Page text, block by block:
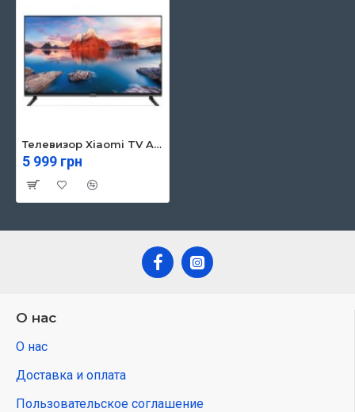
Телевизор Xiaomi TV A Pro 32
5 999 грн
О нас
О нас
Доставка и оплата
Пользовательское соглашение